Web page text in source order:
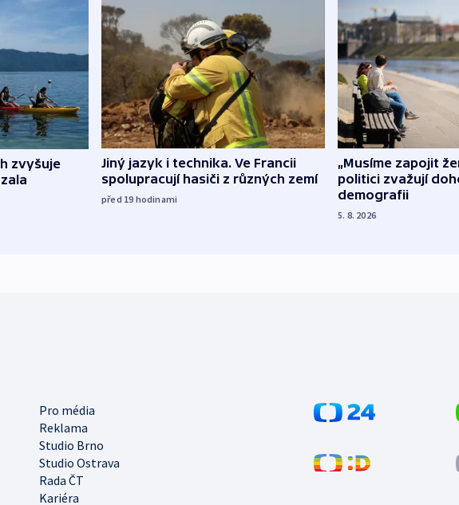
zvyšuje
Jiný jazyk i technika. Ve Francii
spolupracují hasiči z různých zemí
před 19 hodinami
„Musíme zapojit
politici zvažují
demografii
5. 8. 2026
Pro média
Reklama
Studio Brno
Studio Ostrava
Rada ČT
Kariéra